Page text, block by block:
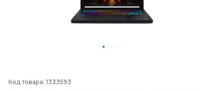
Код товара: 1333593